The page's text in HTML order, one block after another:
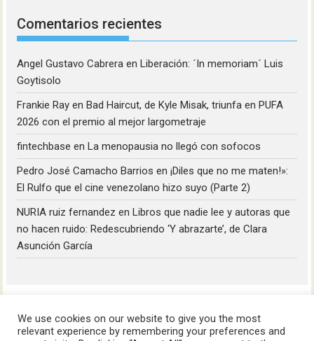
Comentarios recientes
Angel Gustavo Cabrera enLiberación: ´In memoriam´ Luis
Goytisolo
Frankie Ray enBad Haircut, de Kyle Misak, triunfa en PUFA
2026 con el premio al mejor largometraje
fintechbase enLa menopausia no llegó con sofocos
Pedro José Camacho Barrios en¡Diles que no me maten!»:
El Rulfo que el cine venezolano hizo suyo (Parte 2)
NURIA ruiz fernandez enLibros que nadie lee y autoras que
no hacen ruido: Redescubriendo ‘Y abrazarte’, de Clara
Asunción García
We use cookies on our website to give you the most
relevant experience by remembering your preferences and